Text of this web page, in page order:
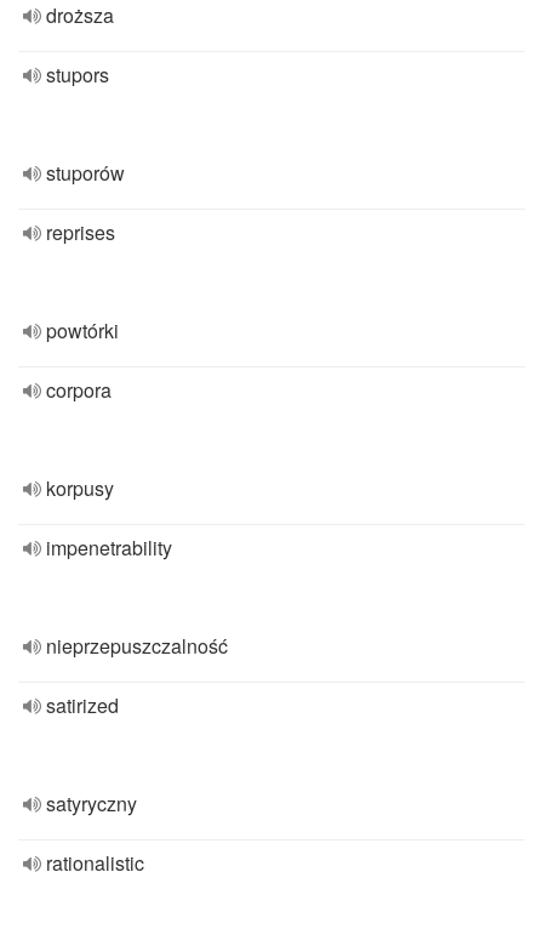
droższa
stupors
stuporów
reprises
powtórki
corpora
korpusy
impenetrability
nieprzepuszczalność
satirized
satyryczny
rationalistic